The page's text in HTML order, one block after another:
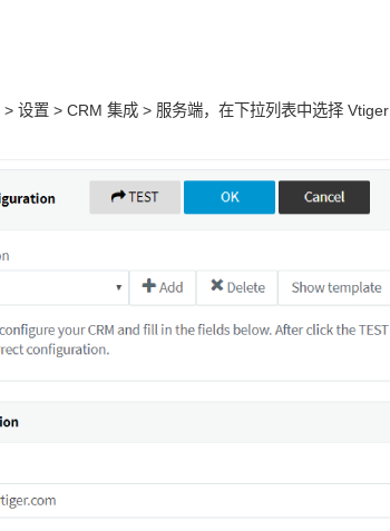
设置 > CRM 集成 > 服务端，在下拉列表中选择 Vtiger